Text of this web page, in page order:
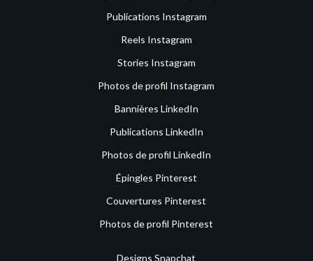
Publications Instagram
Reels Instagram
Stories Instagram
Photos de profil Instagram
Bannières LinkedIn
Publications LinkedIn
Photos de profil LinkedIn
Épingles Pinterest
Couvertures Pinterest
Photos de profil Pinterest
Designs Snapchat